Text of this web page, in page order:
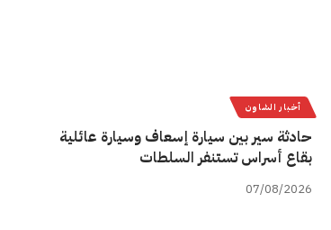
أخبار الشاون
حادثة سير بين سيارة إسعاف وسيارة عائلية
بقاع أسراس تستنفر السلطات
07/08/2026